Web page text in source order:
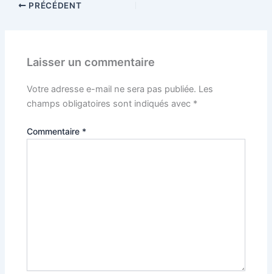
PRÉCÉDENT
Laisser un commentaire
Votre adresse e-mail ne sera pas publiée. Les
champs obligatoires sont indiqués avec *
Commentaire *